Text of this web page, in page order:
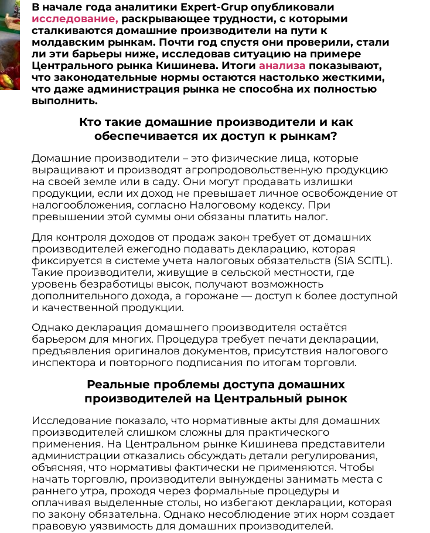
В начале года аналитики Expert-Grup опубликовали
исследование, раскрывающее трудности, с которыми
сталкиваются домашние производители на пути к
молдавским рынкам. Почти год спустя они проверили, стали
ли эти барьеры ниже, исследовав ситуацию на примере
Центрального рынка Кишинева. Итоги анализа показывают,
что законодательные нормы остаются настолько жесткими,
что даже администрация рынка не способна их полностью
выполнить.
Кто такие домашние производители и как
обеспечивается их доступ к рынкам?
Домашние производители – это физические лица, которые
выращивают и производят агропродовольственную продукцию
на своей земле или в саду. Они могут продавать излишки
продукции, если их доход не превышает личное освобождение от
налогообложения, согласно Налоговому кодексу. При
превышении этой суммы они обязаны платить налог.
Для контроля доходов от продаж закон требует от домашних
производителей ежегодно подавать декларацию, которая
фиксируется в системе учета налоговых обязательств (SIA SCITL).
Такие производители, живущие в сельской местности, где
уровень безработицы высок, получают возможность
дополнительного дохода, а горожане — доступ к более доступной
и качественной продукции.
Однако декларация домашнего производителя остаётся
барьером для многих. Процедура требует печати декларации,
предъявления оригиналов документов, присутствия налогового
инспектора и повторного подписания по итогам торговли.
Реальные проблемы доступа домашних
производителей на Центральный рынок
Исследование показало, что нормативные акты для домашних
производителей слишком сложны для практического
применения. На Центральном рынке Кишинева представители
администрации отказались обсуждать детали регулирования,
объясняя, что нормативы фактически не применяются. Чтобы
начать торговлю, производители вынуждены занимать места с
раннего утра, проходя через формальные процедуры и
оплачивая выделенные столы, но избегают декларации, которая
по закону обязательна. Однако несоблюдение этих норм создает
правовую уязвимость для домашних производителей.